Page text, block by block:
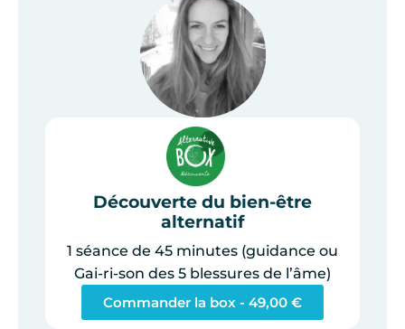
Découverte du bien-être
alternatif
1 séance de 45 minutes (guidance ou
Gai-ri-son des 5 blessures de l’âme)
Commander la box - 49,00 €